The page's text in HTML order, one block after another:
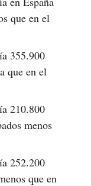
que en el
355.900
que en el
210.800
menos
252.200
que en